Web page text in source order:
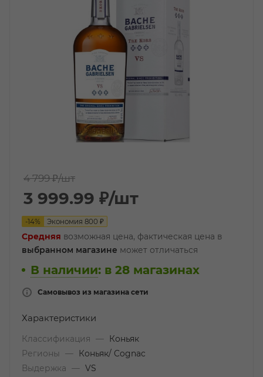
4 799 ₽/шт
3 999.99 ₽/шт
-14% Экономия 800 ₽
Средняя возможная цена, фактическая цена в
выбранном магазине может отличаться
В наличии: в 28 магазинах
Самовывоз из магазина сети
Характеристики
Классификация —
Коньяк
Регионы
—
Коньяк/ Cognac
Выдержка
— VS